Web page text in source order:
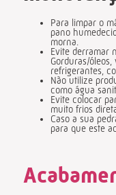
Para limpar o
pano
morna.
Evite derramar
Gorduras/
refrigerantes,
Não utilize
como água
Evite colocar
muito frios
Caso a sua
para que este